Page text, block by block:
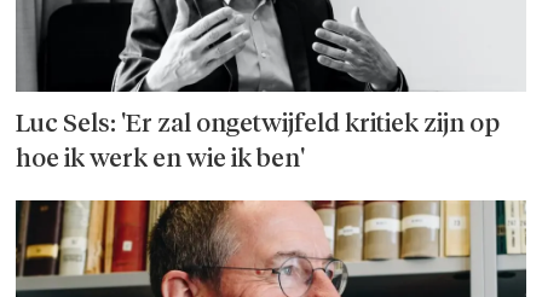
Luc Sels: 'Er zal ongetwijfeld kritiek zijn op
hoe ik werk en wie ik ben'